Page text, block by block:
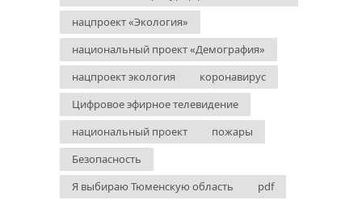
нацпроект «Экология»
национальный проект «Демография»
нацпроект экология
коронавирус
Цифровое эфирное телевидение
национальный проект
пожары
Безопасность
Я выбираю Тюменскую область
pdf